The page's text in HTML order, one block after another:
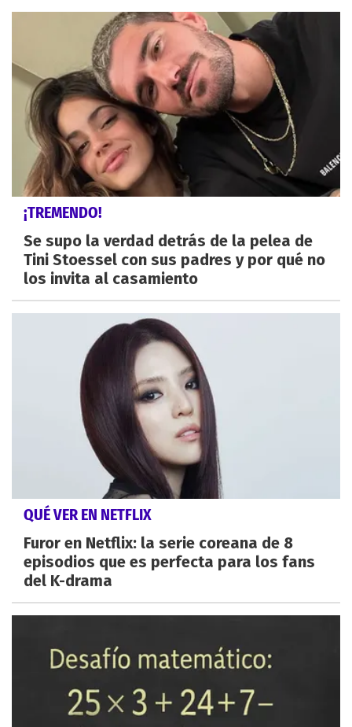
¡TREMENDO!
Se supo la verdad detrás de la pelea de
Tini Stoessel con sus padres y por qué no
los invita al casamiento
QUÉ VER EN NETFLIX
Furor en Netflix: la serie coreana de 8
episodios que es perfecta para los fans
del K-drama